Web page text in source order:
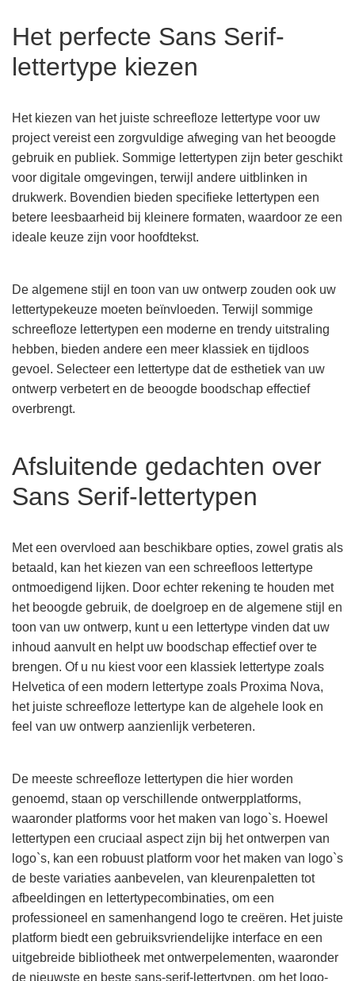
Het perfecte Sans Serif-
lettertype kiezen
Het kiezen van het juiste schreefloze lettertype voor uw
project vereist een zorgvuldige afweging van het beoogde
gebruik en publiek. Sommige lettertypen zijn beter geschikt
voor digitale omgevingen, terwijl andere uitblinken in
drukwerk. Bovendien bieden specifieke lettertypen een
betere leesbaarheid bij kleinere formaten, waardoor ze een
ideale keuze zijn voor hoofdtekst.
De algemene stijl en toon van uw ontwerp zouden ook uw
lettertypekeuze moeten beïnvloeden. Terwijl sommige
schreefloze lettertypen een moderne en trendy uitstraling
hebben, bieden andere een meer klassiek en tijdloos
gevoel. Selecteer een lettertype dat de esthetiek van uw
ontwerp verbetert en de beoogde boodschap effectief
overbrengt.
Afsluitende gedachten over
Sans Serif-lettertypen
Met een overvloed aan beschikbare opties, zowel gratis als
betaald, kan het kiezen van een schreefloos lettertype
ontmoedigend lijken. Door echter rekening te houden met
het beoogde gebruik, de doelgroep en de algemene stijl en
toon van uw ontwerp, kunt u een lettertype vinden dat uw
inhoud aanvult en helpt uw boodschap effectief over te
brengen. Of u nu kiest voor een klassiek lettertype zoals
Helvetica of een modern lettertype zoals Proxima Nova,
het juiste schreefloze lettertype kan de algehele look en
feel van uw ontwerp aanzienlijk verbeteren.
De meeste schreefloze lettertypen die hier worden
genoemd, staan op verschillende ontwerpplatforms,
waaronder platforms voor het maken van logo`s. Hoewel
lettertypen een cruciaal aspect zijn bij het ontwerpen van
logo`s, kan een robuust platform voor het maken van logo`s
de beste variaties aanbevelen, van kleurenpaletten tot
afbeeldingen en lettertypecombinaties, om een
professioneel en samenhangend logo te creëren. Het juiste
platform biedt een gebruiksvriendelijke interface en een
uitgebreide bibliotheek met ontwerpelementen, waaronder
de nieuwste en beste sans-serif-lettertypen, om het logo-